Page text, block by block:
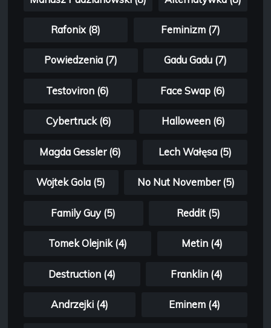
Rafonix (8) Feminizm (7)
Powiedzenia (7) Gadu Gadu (7)
Testoviron (6) Face Swap (6)
Cybertruck (6) Halloween (6)
Magda Gessler (6) Lech Wałęsa (5)
Wojtek Gola (5) No Nut November (5)
Family Guy (5) Reddit (5)
Tomek Olejnik (4) Metin (4)
Destruction (4) Franklin (4)
Andrzejki (4) Eminem (4)